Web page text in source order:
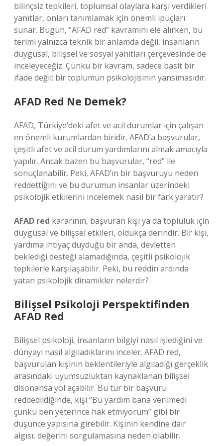
bilinçsiz tepkileri, toplumsal olaylara karşı verdikleri
yanıtlar, onları tanımlamak için önemli ipuçları
sunar. Bugün, “AFAD red” kavramını ele alırken, bu
terimi yalnızca teknik bir anlamda değil, insanların
duygusal, bilişsel ve sosyal yanıtları çerçevesinde de
inceleyeceğiz. Çünkü bir kavram, sadece basit bir
ifade değil; bir toplumun psikolojisinin yansımasıdır.
AFAD Red Ne Demek?
AFAD, Türkiye’deki afet ve acil durumlar için çalışan
en önemli kurumlardan biridir. AFAD’a başvurular,
çeşitli afet ve acil durum yardımlarını almak amacıyla
yapılır. Ancak bazen bu başvurular, “red” ile
sonuçlanabilir. Peki, AFAD’ın bir başvuruyu neden
reddettiğini ve bu durumun insanlar üzerindeki
psikolojik etkilerini incelemek nasıl bir fark yaratır?
AFAD red kararının, başvuran kişi ya da topluluk için
duygusal ve bilişsel etkileri, oldukça derindir. Bir kişi,
yardıma ihtiyaç duyduğu bir anda, devletten
beklediği desteği alamadığında, çeşitli psikolojik
tepkilerle karşılaşabilir. Peki, bu reddin ardında
yatan psikolojik dinamikler nelerdir?
Bilişsel Psikoloji Perspektifinden
AFAD Red
Bilişsel psikoloji, insanların bilgiyi nasıl işlediğini ve
dünyayı nasıl algıladıklarını inceler. AFAD red,
başvurulan kişinin beklentileriyle algıladığı gerçeklik
arasındaki uyumsuzluktan kaynaklanan bilişsel
disonansa yol açabilir. Bu tür bir başvuru
reddedildiğinde, kişi “Bu yardım bana verilmedi
çünkü ben yeterince hak etmiyorum” gibi bir
düşünce yapısına girebilir. Kişinin kendine dair
algısı, değerini sorgulamasına neden olabilir.